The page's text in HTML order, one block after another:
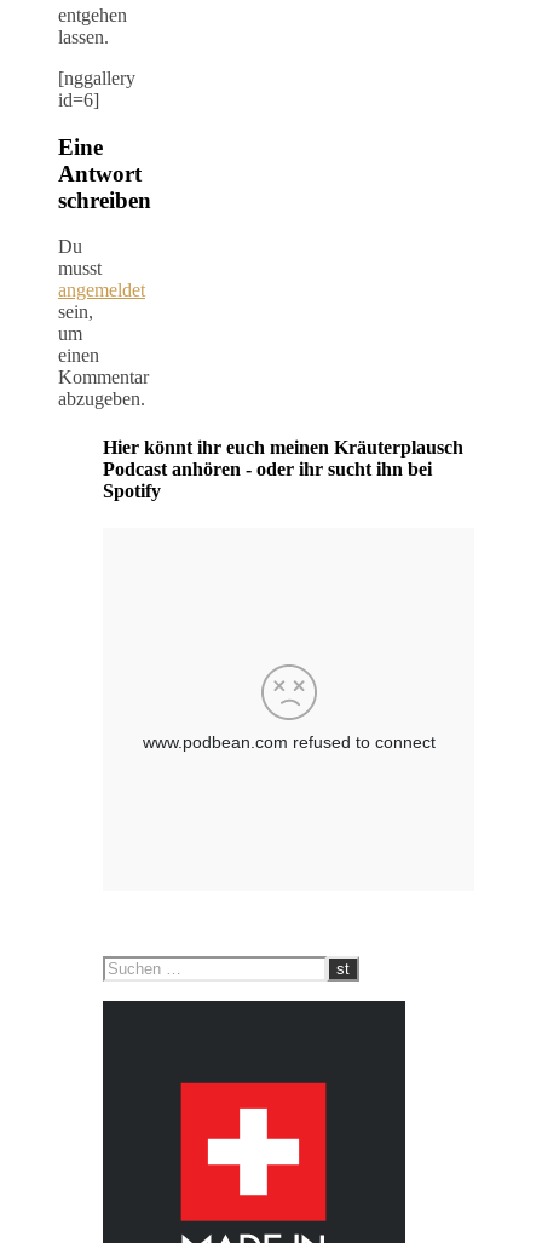
entgehen
lassen.
[nggallery
id=6]
Eine
Antwort
schreiben
Du
musst
angemeldet
sein,
um
einen
Kommentar
abzugeben.
Hier könnt ihr euch meinen Kräuterplausch
Podcast anhören - oder ihr sucht ihn bei
Spotify